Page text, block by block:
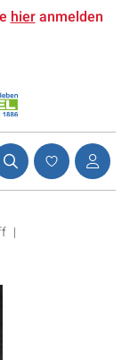
hieranmelden
|